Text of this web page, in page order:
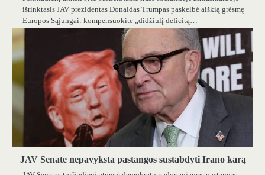
išrinktasis JAV prezidentas Donaldas Trumpas paskelbė aiškią grėsmę
Europos Sąjungai: kompensuokite „didžiulį deficitą…
JAV Senate nepavyksta pastangos sustabdyti Irano karą